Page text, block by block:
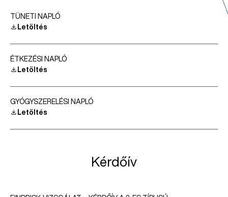
TÜNETI NAPLÓ
Letöltés
ÉTKEZÉSI NAPLÓ
Letöltés
GYÓGYSZERELÉSI NAPLÓ
Letöltés
Kérdőív